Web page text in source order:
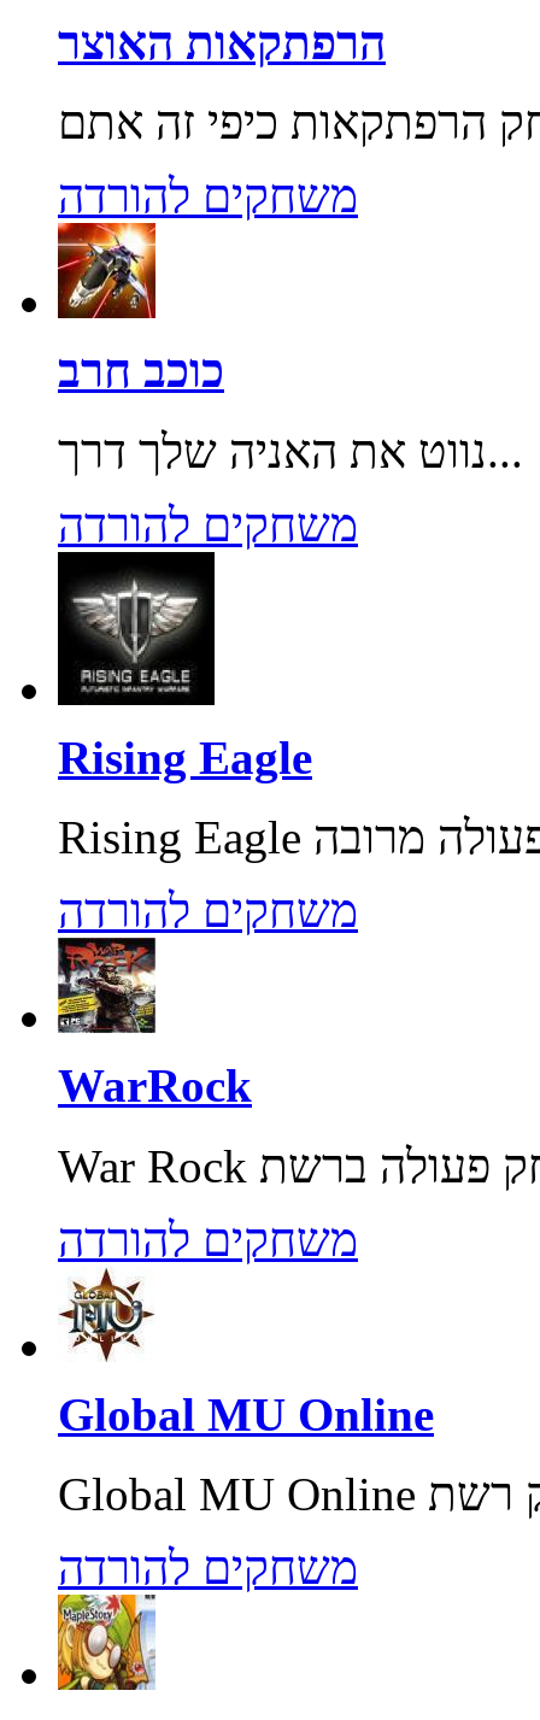
הרפתקאות האוצר
משחקים להורדה
כוכב חרב
נווט את האניה שלך דרך...
משחקים להורדה
Rising Eagle
משחקים להורדה
WarRock
משחקים להורדה
Global MU Online
משחקים להורדה